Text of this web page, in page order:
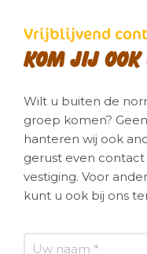
Vrijblijvend
Kom jij ook
Wilt u buiten de
groep komen?
hanteren wij ook
gerust even
vestiging. Voor
kunt u ook bij ons